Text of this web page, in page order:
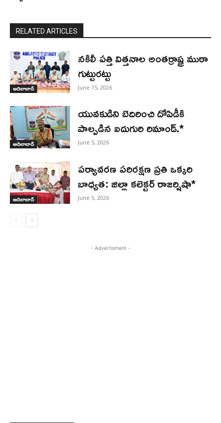
RELATED ARTICLES
ఆదిలాబాద్
నకిలీ పత్తి విత్తనాల అంతర్రాష్ట్ర ముఠా
గుట్టురట్టు
June 15, 2026
ఆదిలాబాద్
యువకుడిని బెదిరించి దోపిడీకి
పాల్పడిన ఐదుగురి రిమాండ్.*
June 5, 2026
ఆదిలాబాద్
పర్యావరణ పరిరక్షణ ప్రతి ఒక్కరి
బాధ్యత: జిల్లా కలెక్టర్ రాజర్షిషా*
June 5, 2026
- Advertisment -